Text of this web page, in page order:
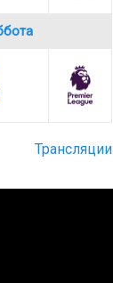
Трансляции